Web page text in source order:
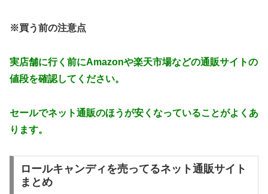
※買う前の注意点
実店舗に行く前にAmazonや楽天市場などの通販サイトの
値段を確認してください。
セールでネット通販のほうが安くなっていることがよくあ
ります。
ロールキャンディを売ってるネット通販サイト
まとめ